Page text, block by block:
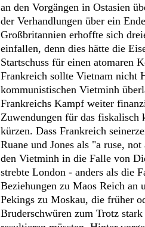
an den Vorgängen in Ostasien
der Verhandlungen über ein
Großbritannien erhoffte sich
einfallen, denn dies hätte die
Startschuss für einen atomaren
Frankreich sollte Vietnam nicht
kommunistischen Vietminh
Frankreichs Kampf weiter
Zuwendungen für das
kürzen. Dass Frankreich
Ruane und Jones als "a ruse,
den Vietminh in die Falle von
strebte London - anders als die
Beziehungen zu Maos Reich an
Pekings zu Moskau, die früher
Bruderschwüren zum Trotz